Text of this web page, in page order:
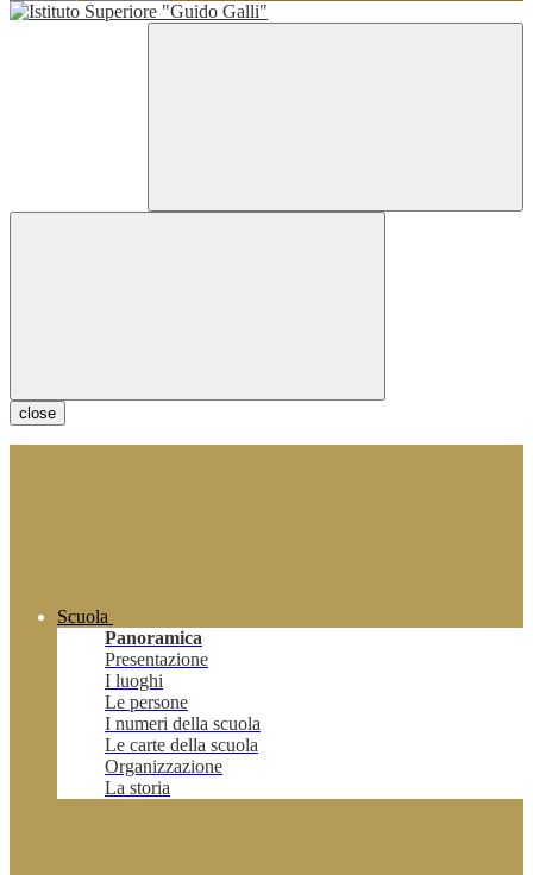
close
Scuola
Panoramica
Presentazione
I luoghi
Le persone
I numeri della scuola
Le carte della scuola
Organizzazione
La storia